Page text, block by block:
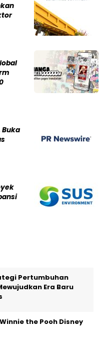
Buka
Pertumbuhan
Era Baru
the Pooh Disney